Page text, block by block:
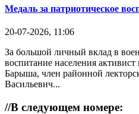
Медаль за патриотическое
20-07-2026, 11:06
За большой личный вклад в
воспитание населения
Барыша, член районной
Васильевич...
//В следующем номере: